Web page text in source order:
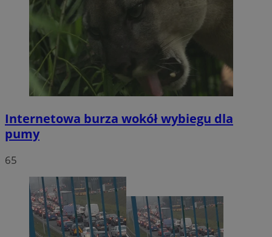
Internetowa burza wokół wybiegu dla
pumy
65